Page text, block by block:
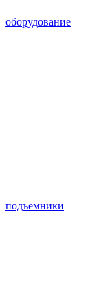
оборудование
подъемники